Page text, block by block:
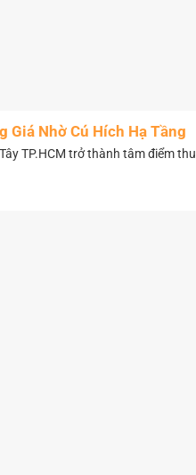
Giá Nhờ Cú Hích Hạ Tầng
TP.HCM trở thành tâm điểm thu